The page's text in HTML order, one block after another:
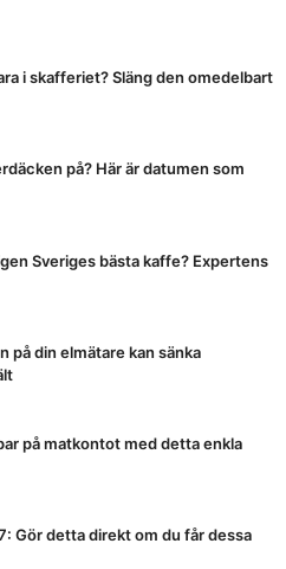
i skafferiet? Släng den omedelbart
på? Här är datumen som
Sveriges bästa kaffe? Expertens
på din elmätare kan sänka
på matkontot med detta enkla
Gör detta direkt om du får dessa